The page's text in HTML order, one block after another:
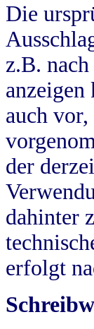
Die
z.B.
anzeigen
auch
der
dahinter
erfolgt